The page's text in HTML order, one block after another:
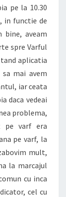
pe la 10.30
in functie de
bine, aveam
spre Varful
aplicatia
mai avem
iar ceata
daca vedeai
problema,
pe varf era
pe varf, la
mult,
la marcajul
cu inca
cel cu